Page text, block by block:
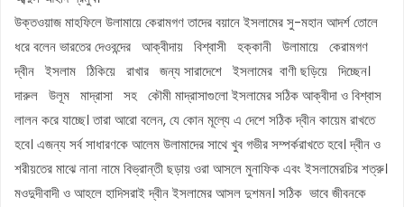
উক্তওয়াজ মাহফিলে উলামায়ে কেরামগণ তাদের বয়ানে ইসলামের সু-মহান আদর্শ তোলে
ধরে বলেন ভারতের দেওবন্দের আক্বীদায় বিশ্বাসী হক্কানী উলামায়ে কেরামগণ
দ্বীন ইসলাম ঠিকিয়ে রাখার জন্য সারাদেশে ইসলামের বাণী ছড়িয়ে দিচ্ছেন।
দারুল উলূম মাদ্রাসা সহ কৌমী মাদ্রাসাগুলো ইসলামের সঠিক আক্বীদা ও বিশ্বাস
লালন করে যাচ্ছে। তারা আরো বলেন, যে কোন মূল্যে এ দেশে সঠিক দ্বীন কায়েম রাখতে
হবে। এজন্য সর্ব সাধারণকে আলেম উলামাদের সাথে খুব গভীর সম্পর্করাখতে হবে। দ্বীন ও
শরীয়তের মাঝে নানা নামে বিভ্রান্তী ছড়ায় ওরা আসলে মুনাফিক এবং ইসলামেরচির শত্রু।
মওদুদীবাদী ও আহলে হাদিসরাই দ্বীন ইসলামের আসল দুশমন। সঠিক ভাবে জীবনকে